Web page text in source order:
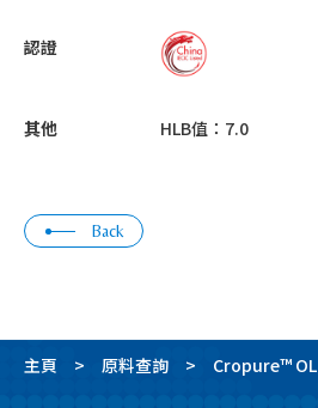
認證
其他 HLB值：7.0
Back
主頁 原料查詢 Cropure™ OL